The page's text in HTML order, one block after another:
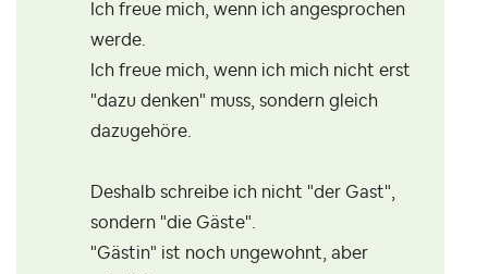
Ich freue mich, wenn ich angesprochen
werde.
Ich freue mich, wenn ich mich nicht erst
"dazu denken" muss, sondern gleich
dazugehöre.
Deshalb schreibe ich nicht "der Gast",
sondern "die Gäste".
"Gästin" ist noch ungewohnt, aber